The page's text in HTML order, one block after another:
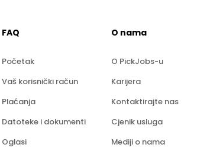
FAQ
Početak
Vaš korisnički račun
Plaćanja
Datoteke i dokumenti
Oglasi
O nama
O PickJobs-u
Karijera
Kontaktirajte nas
Cjenik usluga
Mediji o nama